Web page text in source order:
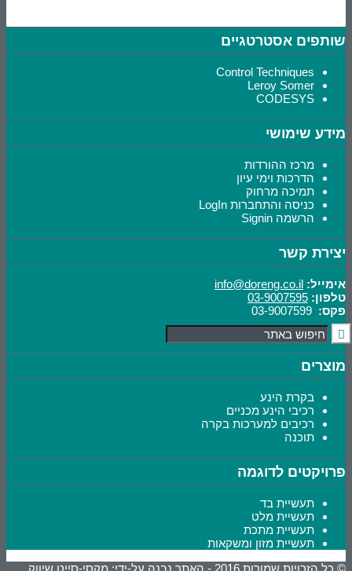
שותפים אסטרטגיים
Control Techniques
Leroy Somer
CODESYS
מידע שימושי
מרכז ההורדות
הדרכות וימי עיון
תמיכה מרחוק
כניסה והתחברות LogIn
הרשמה Signin
יצירת קשר
אימייל: info@doreng.co.il
טלפון: 03-9007595
פקס:
מוצרים
בקרת הינע
רכיבי הינע מכניים
רכיבים למערכות בקרה
תוכנה
פרויקטים לדוגמה
תעשיית בד
תעשיית מלט
תעשיית מתכת
תעשיית מזון ומשקאות
© כל הזכויות שמורות 2016 - האתר נבנה על-ידי: מקסי-סייט
שיווק